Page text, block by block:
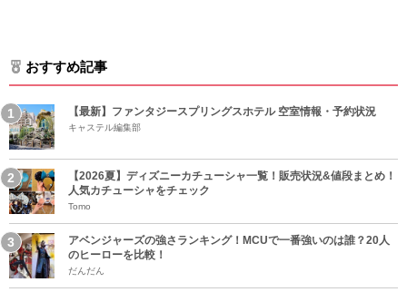
おすすめ記事
【最新】ファンタジースプリングスホテル 空室情報・予約状況
キャステル編集部
【2026夏】ディズニーカチューシャ一覧！販売状況&値段まとめ！
人気カチューシャをチェック
Tomo
アベンジャーズの強さランキング！MCUで一番強いのは誰？20人
のヒーローを比較！
だんだん